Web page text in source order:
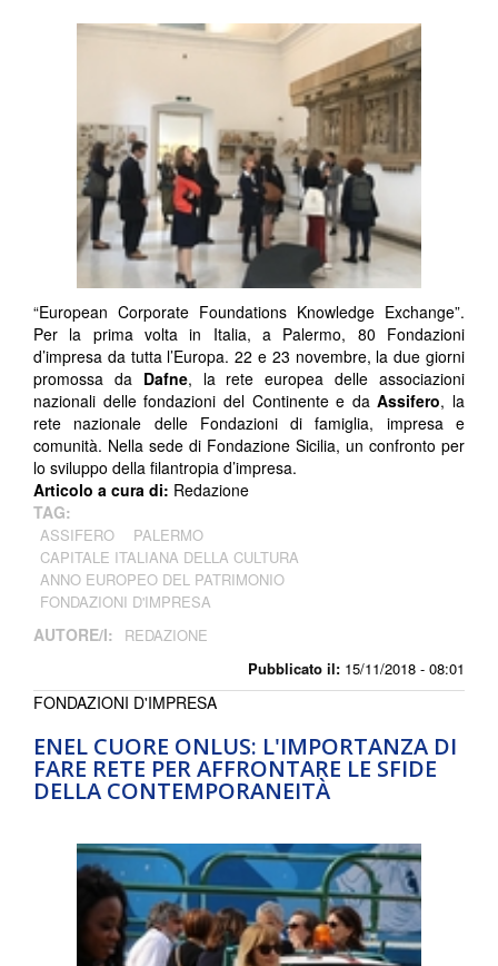
Pubblicato il: 15/11/2018 - 08:01
“European Corporate Foundations Knowledge Exchange”.
Per la prima volta in Italia, a Palermo, 80 Fondazioni
d’impresa da tutta l’Europa. 22 e 23 novembre, la due giorni
promossa da Dafne, la rete europea delle associazioni
nazionali delle fondazioni del Continente e daAssifero, la
rete nazionale delle Fondazioni di famiglia, impresa e
comunità. Nella sede di Fondazione Sicilia, un confronto per
lo sviluppo della filantropia d’impresa.
Articolo a cura di: Redazione
TAG:
ASSIFERO
PALERMO
CAPITALE ITALIANA DELLA CULTURA
ANNO EUROPEO DEL PATRIMONIO
FONDAZIONI D'IMPRESA
AUTORE/I: REDAZIONE
ENEL CUORE ONLUS: L'IMPORTANZA DI
FARE RETE PER AFFRONTARE LE SFIDE
DELLA CONTEMPORANEITÀ
FONDAZIONI D'IMPRESA